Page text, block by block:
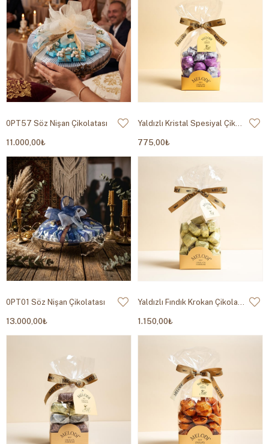
0PT57 Söz Nişan Çikolatası
11.000,00₺
Yaldızlı Kristal Spesiyal Çikolata 500g
775,00₺
0PT01 Söz Nişan Çikolatası
13.000,00₺
Yaldızlı Fındık Krokan Çikolata 500g
1.150,00₺